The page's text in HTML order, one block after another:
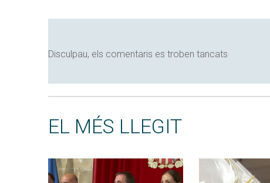
Disculpau, els comentaris es troben tancats
EL MÉS LLEGIT